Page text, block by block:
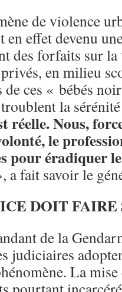
de violence
en effet devenu
des forfaits sur
en milieu
de ces « bébés
la
réelle. Nous,
le
pour éradiquer
a fait savoir le
DOIT FAIRE
de la
judiciaires
La